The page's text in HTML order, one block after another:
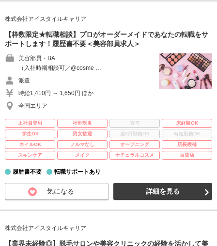
株式会社アイスタイルキャリア
【枠数限定★転職相談】プロがオーダーメイドであなたの転職をサ
ポートします！履歴書不要＜美容部員求人＞
美容部員・BA
（入社時期相談可／@cosme …
派遣
時給1,410円 ～ 1,650円 ほか
全国エリア
正社員登用 社割制度 賞与
未経験OK
学生OK
男女歓迎 週3日勤務OK
時短勤務OK
ネイルOK
ノルマなし オープニング
店長候補
スキンケア
メイク ナチュラルコスメ 百貨店
履歴書不要 転職サポートあり
気になる 詳細を見る
株式会社アイスタイルキャリア
【業界未経験◎】脱毛サロンや美容クリニックの経験を活かして美